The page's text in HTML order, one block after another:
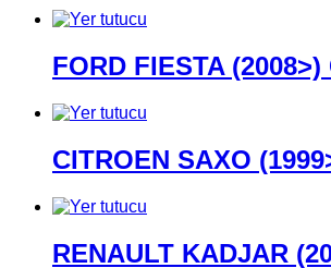
FORD FIESTA
CITROEN SAXO
RENAULT KADJAR